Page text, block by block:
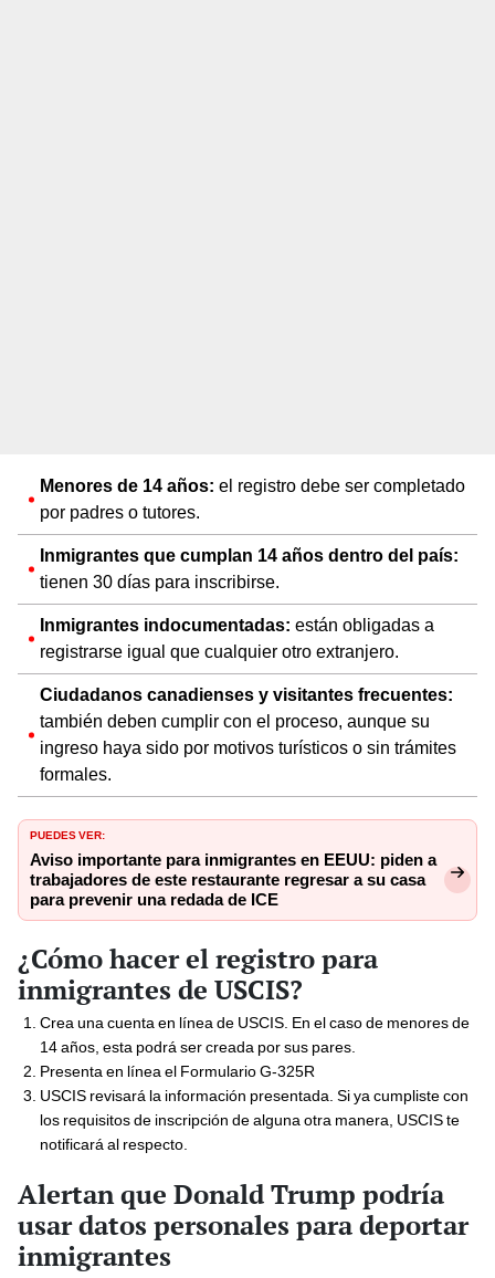
Menores de 14 años: el registro debe ser completado
por padres o tutores.
Inmigrantes que cumplan 14 años dentro del país:
tienen 30 días para inscribirse.
Inmigrantes indocumentadas: están obligadas a
registrarse igual que cualquier otro extranjero.
Ciudadanos canadienses y visitantes frecuentes:
también deben cumplir con el proceso, aunque su
ingreso haya sido por motivos turísticos o sin trámites
formales.
PUEDES VER:
Aviso importante para inmigrantes en EEUU: piden a
trabajadores de este restaurante regresar a su casa
para prevenir una redada de ICE
¿Cómo hacer el registro para
inmigrantes de USCIS?
Crea una cuenta en línea de USCIS. En el caso de menores de
14 años, esta podrá ser creada por sus pares.
Presenta en línea el Formulario G-325R
USCIS revisará la información presentada. Si ya cumpliste con
los requisitos de inscripción de alguna otra manera, USCIS te
notificará al respecto.
Alertan que Donald Trump podría
usar datos personales para deportar
inmigrantes